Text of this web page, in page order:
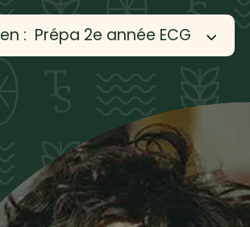
: Prépa 2e année ECG